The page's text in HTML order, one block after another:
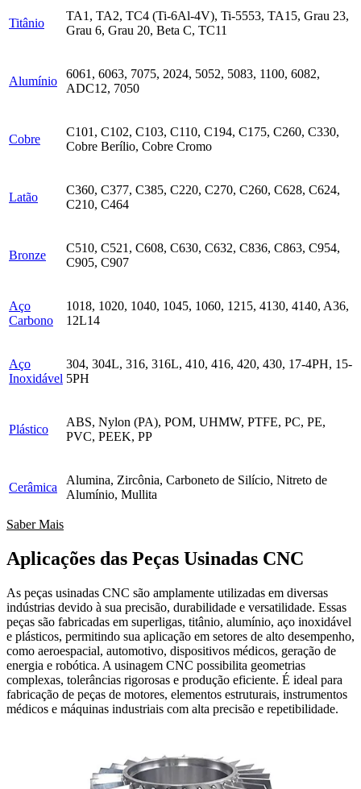
Titânio
TA1, TA2, TC4 (Ti-6Al-4V), Ti-5553, TA15, Grau 23,
Grau 6, Grau 20, Beta C, TC11
Alumínio
6061, 6063, 7075, 2024, 5052, 5083, 1100, 6082,
ADC12, 7050
Cobre
C101, C102, C103, C110, C194, C175, C260, C330,
Cobre Berílio, Cobre Cromo
Latão
C360, C377, C385, C220, C270, C260, C628, C624,
C210, C464
Bronze
C510, C521, C608, C630, C632, C836, C863, C954,
C905, C907
Aço
Carbono
1018, 1020, 1040, 1045, 1060, 1215, 4130, 4140, A36,
12L14
Aço
Inoxidável
304, 304L, 316, 316L, 410, 416, 420, 430, 17-4PH, 15-
5PH
Plástico
ABS, Nylon (PA), POM, UHMW, PTFE, PC, PE,
PVC, PEEK, PP
Cerâmica
Alumina, Zircônia, Carboneto de Silício, Nitreto de
Alumínio, Mullita
Saber Mais
Aplicações das Peças Usinadas CNC
As peças usinadas CNC são amplamente utilizadas em diversas
indústrias devido à sua precisão, durabilidade e versatilidade. Essas
peças são fabricadas em superligas, titânio, alumínio, aço inoxidável
e plásticos, permitindo sua aplicação em setores de alto desempenho,
como aeroespacial, automotivo, dispositivos médicos, geração de
energia e robótica. A usinagem CNC possibilita geometrias
complexas, tolerâncias rigorosas e produção eficiente. É ideal para
fabricação de peças de motores, elementos estruturais, instrumentos
médicos e máquinas industriais com alta precisão e repetibilidade.